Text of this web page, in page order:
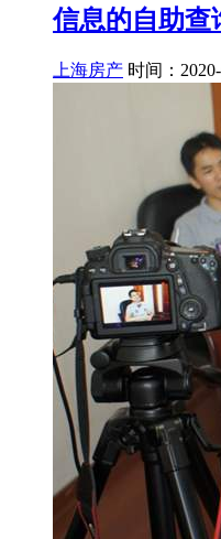
信息的自助查
上海房产 时间：